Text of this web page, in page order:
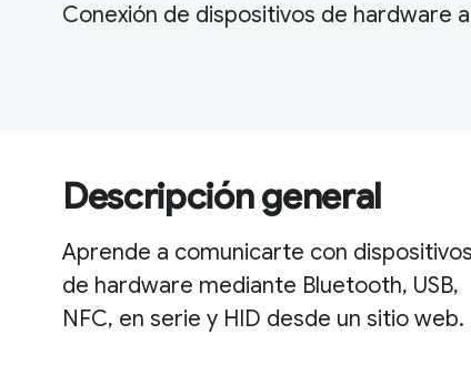
Conexión de dispositivos de hardware
Descripción general
Aprende a comunicarte con dispositivos
de hardware mediante Bluetooth, USB,
NFC, en serie y HID desde un sitio web.